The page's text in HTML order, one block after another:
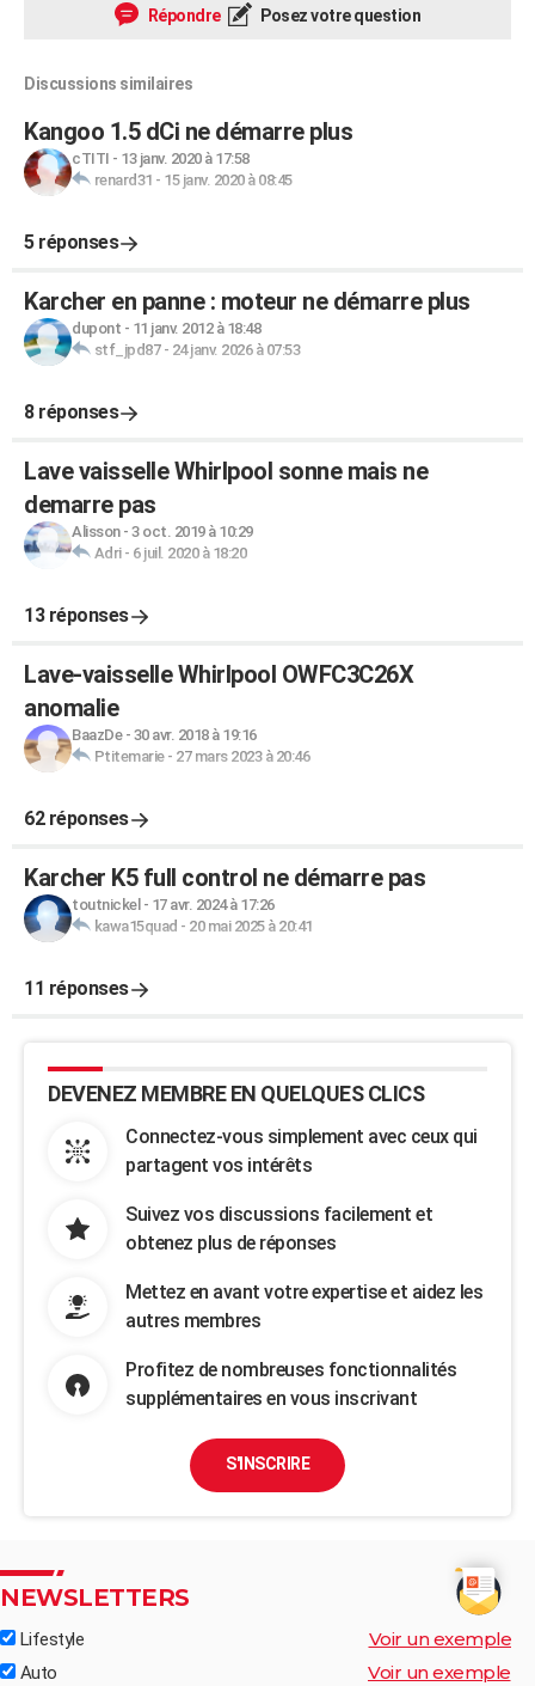
Répondre Posez votre question
Discussions similaires
Kangoo 1.5 dCi ne démarre plus
cTITI - 13 janv. 2020 à 17:58
renard31 - 15 janv. 2020 à 08:45
5 réponses
Karcher en panne : moteur ne démarre plus
dupont - 11 janv. 2012 à 18:48
stf_jpd87- 24 janv. 2026 à 07:53
8 réponses
Lave vaisselle Whirlpool sonne mais ne
demarre pas
Alisson- 3 oct. 2019 à 10:29
Adri- 6 juil. 2020 à 18:20
13 réponses
Lave-vaisselle Whirlpool OWFC3C26X
anomalie
BaazDe- 30 avr. 2018 à 19:16
Ptitemarie- 27 mars 2023 à 20:46
62 réponses
Karcher K5 full control ne démarre pas
toutnickel - 17 avr. 2024 à 17:26
kawa15quad - 20 mai 2025 à 20:41
11 réponses
DEVENEZ MEMBRE EN QUELQUES CLICS
Connectez-vous simplement avec ceux qui
partagent vos intérêts
Suivez vos discussions facilement et
obtenez plus de réponses
Mettez en avant votre expertise et aidez les
autres membres
Profitez de nombreuses fonctionnalités
supplémentaires en vous inscrivant
S'INSCRIRE
NEWSLETTERS
Lifestyle Voir un exemple
Auto Voir un exemple